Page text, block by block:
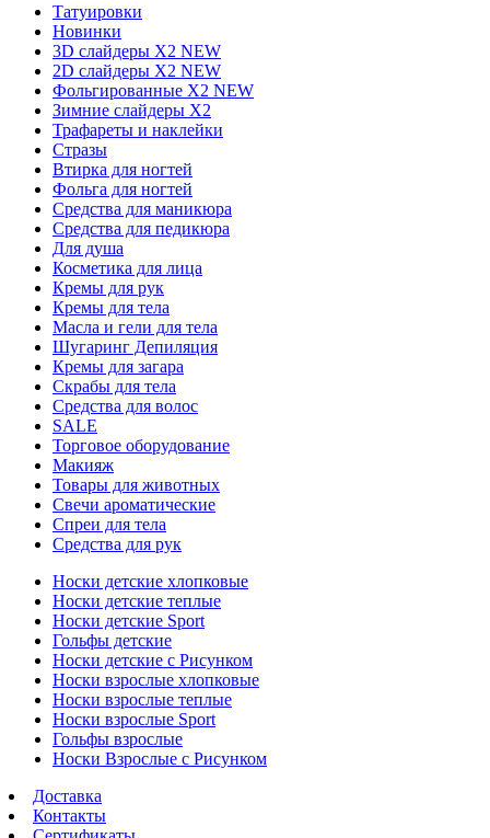
Татуировки
Новинки
3D слайдеры X2 NEW
2D слайдеры X2 NEW
Фольгированные X2 NEW
Зимние слайдеры Х2
Трафареты и наклейки
Стразы
Втирка для ногтей
Фольга для ногтей
Средства для маникюра
Средства для педикюра
Для душа
Косметика для лица
Кремы для рук
Кремы для тела
Масла и гели для тела
Шугаринг Депиляция
Кремы для загара
Скрабы для тела
Средства для волос
SALE
Торговое оборудование
Макияж
Товары для животных
Свечи ароматические
Спреи для тела
Средства для рук
Носки детские хлопковые
Носки детские теплые
Носки детские Sport
Гольфы детские
Носки детские с Рисунком
Носки взрослые хлопковые
Носки взрослые теплые
Носки взрослые Sport
Гольфы взрослые
Носки Взрослые с Рисунком
Доставка
Контакты